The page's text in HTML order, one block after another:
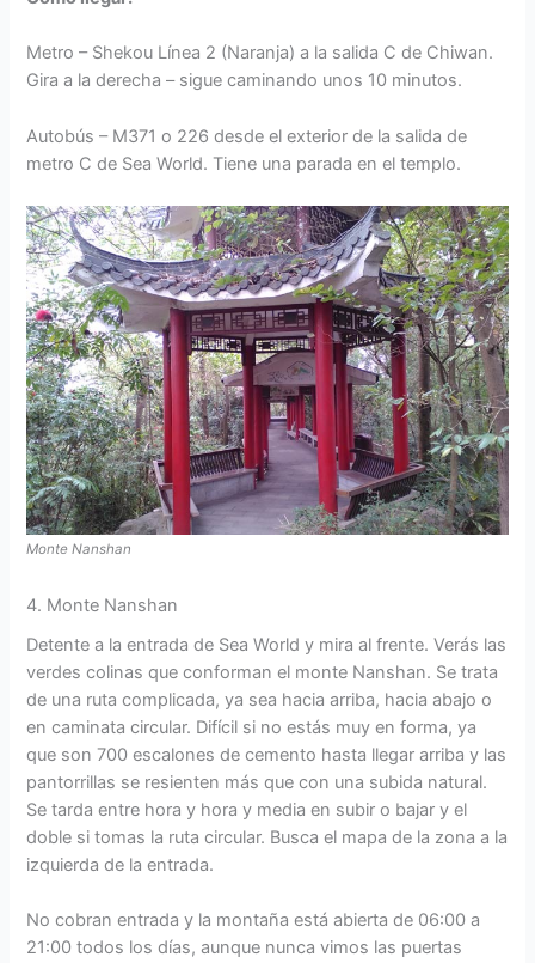
Metro – Shekou Línea 2 (Naranja) a la salida C de Chiwan.
Gira a la derecha – sigue caminando unos 10 minutos.
Autobús – M371 o 226 desde el exterior de la salida de
metro C de Sea World. Tiene una parada en el templo.
Monte Nanshan
4. Monte Nanshan
Detente a la entrada de Sea World y mira al frente. Verás las
verdes colinas que conforman el monte Nanshan. Se trata
de una ruta complicada, ya sea hacia arriba, hacia abajo o
en caminata circular. Difícil si no estás muy en forma, ya
que son 700 escalones de cemento hasta llegar arriba y las
pantorrillas se resienten más que con una subida natural.
Se tarda entre hora y hora y media en subir o bajar y el
doble si tomas la ruta circular. Busca el mapa de la zona a la
izquierda de la entrada.
No cobran entrada y la montaña está abierta de 06:00 a
21:00 todos los días, aunque nunca vimos las puertas